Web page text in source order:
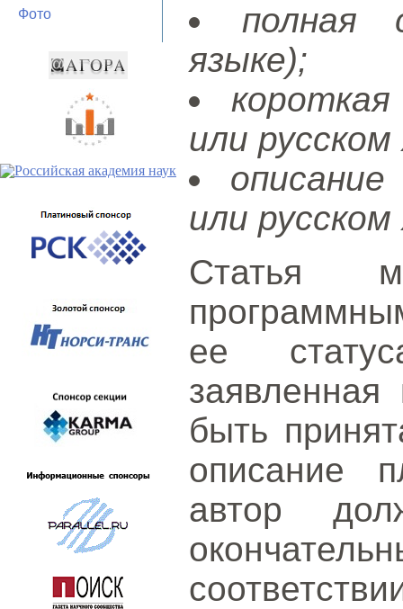
Фото
полная
языке);
или русском
или русском
Статья
ее
быть
описание
автор